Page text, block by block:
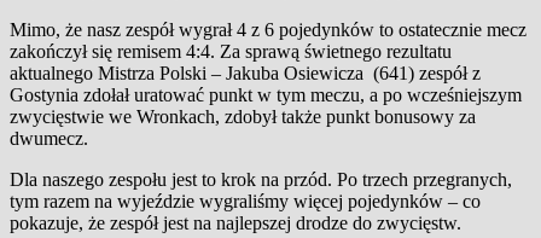
Mimo, że nasz zespół wygrał 4 z 6 pojedynków to ostatecznie mecz
zakończył się remisem 4:4. Za sprawą świetnego rezultatu
aktualnego Mistrza Polski – Jakuba Osiewicza (641) zespół z
Gostynia zdołał uratować punkt w tym meczu, a po wcześniejszym
zwycięstwie we Wronkach, zdobył także punkt bonusowy za
dwumecz.
Dla naszego zespołu jest to krok na przód. Po trzech przegranych,
tym razem na wyjeździe wygraliśmy więcej pojedynków – co
pokazuje, że zespół jest na najlepszej drodze do zwycięstw.